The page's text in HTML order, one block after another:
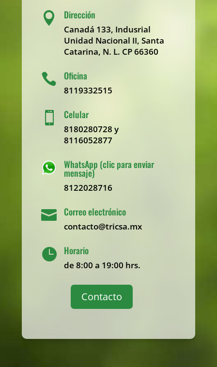
 Dirección
Canadá 133, Indusrial
Unidad Nacional II, Santa
Catarina, N. L. CP 66360
 Oficina
8119332515
 Celular
8180280728 y
8116052877
WhatsApp (clic para enviar
mensaje)
8122028716
 Correo electrónico
contacto@tricsa.mx
 Horario
de 8:00 a 19:00 hrs.
Contacto